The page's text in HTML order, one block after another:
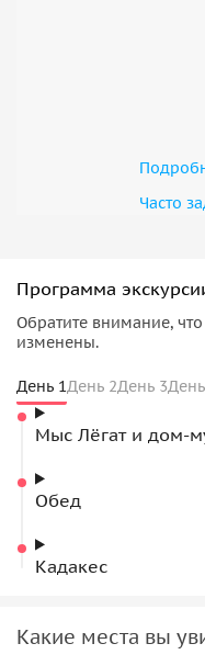
Часто
Программа
Обратите внимание,
изменены.
День 1День 2День 3
Мыс Лёгат и дом-
Обед
Кадакес
Какие места вы